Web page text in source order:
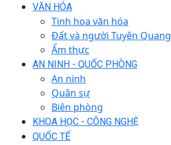
VĂN HÓA
Tinh hoa văn hóa
Đất và người Tuyên Quang
Ẩm thực
AN NINH - QUỐC PHÒNG
An ninh
Quân sự
Biên phòng
KHOA HỌC - CÔNG NGHỆ
QUỐC TẾ